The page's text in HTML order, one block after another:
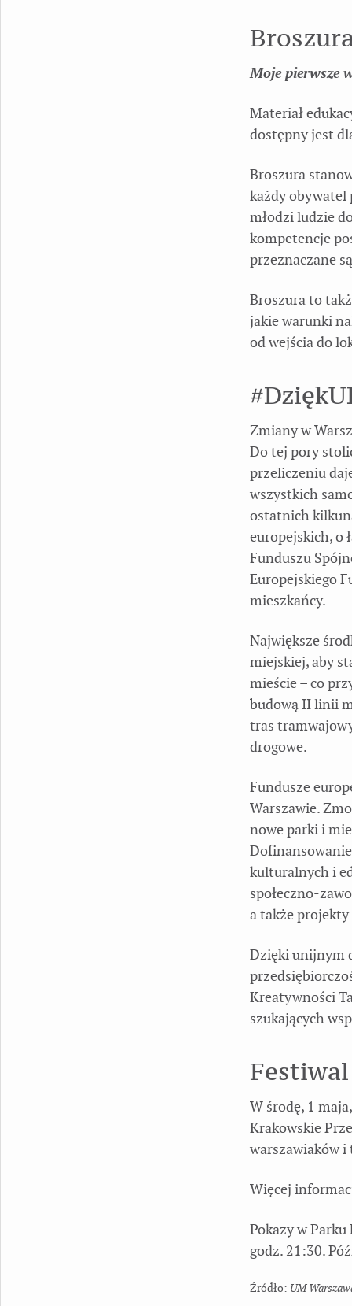
Moje pierwsze
Materiał
dostępny jest
Broszura
każdy obywatel
młodzi ludzie
kompetencje
przeznaczane
Broszura to
jakie warunki
od wejścia do
Zmiany w
Do tej pory
przeliczeniu
wszystkich
ostatnich
europejskich, o
Funduszu
Europejskiego
mieszkańcy.
Największe
miejskiej, aby
mieście – co
budową II linii
tras
drogowe.
Fundusze
Warszawie.
nowe parki i
kulturalnych i
społeczno-
a także
Dzięki unijnym
Kreatywności
szukających
W środę, 1
Krakowskie
warszawiaków i
Więcej
Pokazy w
godz. 21:30.
UM